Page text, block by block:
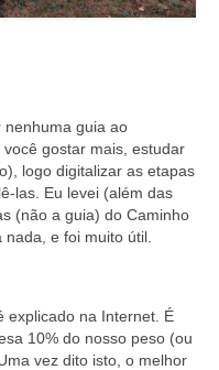
nenhuma guia ao
gostar mais, estudar
logo digitalizar as etapas
las. Eu levei (além das
(não a guia) do Caminho
e foi muito útil.
explicado na Internet. É
10% do nosso peso (ou
vez dito isto, o melhor